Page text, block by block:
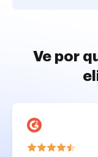
Ve por